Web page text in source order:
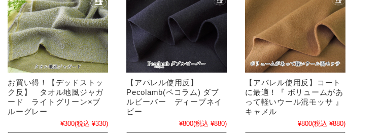
お買い得！【デッドストッ
ク反】 タオル地風ジャガ
ード ライトグリーン×ブ
ルーグレー
¥300(税込 ¥330)
【アパレル使用反】
Pecolamb(ペコラム) ダブ
ルビーバー ディープネイ
ビー
¥800(税込 ¥880)
【アパレル使用反】コート
に最適！『 ボリュームがあ
って軽いウール混モッサ 』
キャメル
¥800(税込 ¥880)